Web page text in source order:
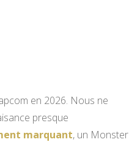
en 2026. Nous ne
presque
marquant, un Monster